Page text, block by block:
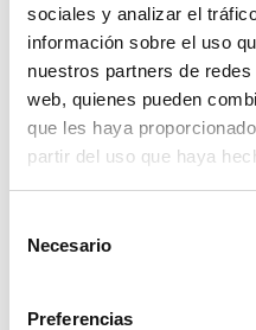
sociales y analizar el
información sobre el uso
nuestros partners de
web, quienes pueden
que les haya
partir del uso que haya
Necesario
Preferencias
El
2026